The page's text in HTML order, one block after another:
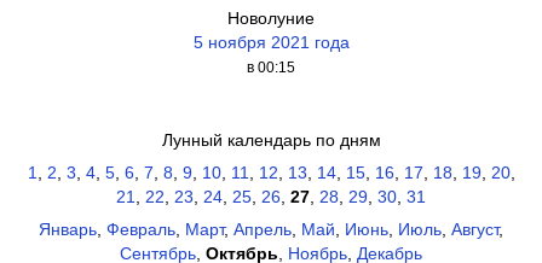
Новолуние
5 ноября 2021 года
в 00:15
Лунный календарь по дням
1
2 3 4, 5, 6, 7 8 9, 10, 11 12 13 14, 15, 16, 17 18 19, 20,
21
22 23 24 25 26 27 28 29 30 31
Январь Февраль Март, Апрель Май Июнь Июль Август,
Сентябрь Октябрь Ноябрь Декабрь